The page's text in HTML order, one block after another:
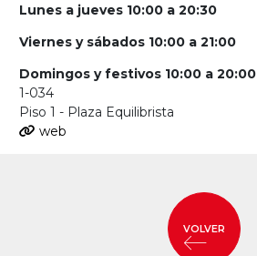
Lunes a jueves 10:00 a 20:30
Viernes y sábados 10:00 a 21:00
Domingos y festivos 10:00 a 20:00
1-034
Piso 1 - Plaza Equilibrista
web
VOLVER